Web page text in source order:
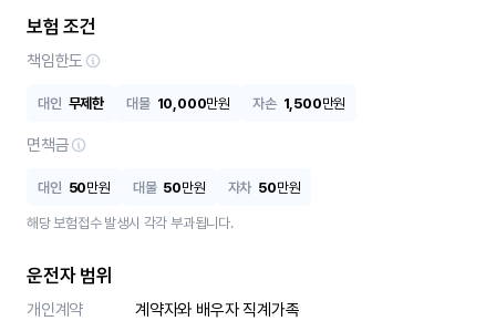
보험 조건
책임한도
대인 무제한 대물 10,000만원 자손 1,500만원
면책금
대인 50만원 대물 50만원 자차 50만원
해당 보험접수 발생시 각각 부과됩니다.
운전자 범위
개인계약
계약자와 배우자 직계가족